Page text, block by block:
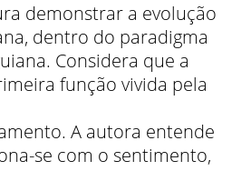
demonstrar a evolução
dentro do paradigma
Considera que a
função vivida pela
A autora entende
se com o sentimento,